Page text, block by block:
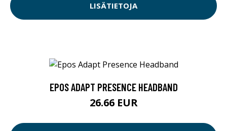
LISÄTIETOJA
EPOS ADAPT PRESENCE HEADBAND
26.66 EUR